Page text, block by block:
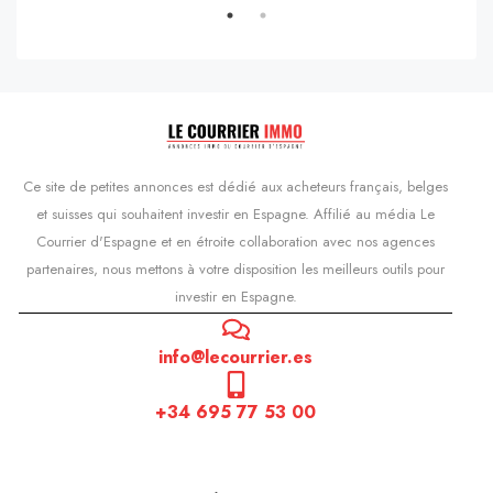
Ce site de petites annonces est dédié aux acheteurs français, belges
et suisses qui souhaitent investir en Espagne. Affilié au média Le
Courrier d'Espagne et en étroite collaboration avec nos agences
partenaires, nous mettons à votre disposition les meilleurs outils pour
investir en Espagne.
info@lecourrier.es
+34 695 77 53 00